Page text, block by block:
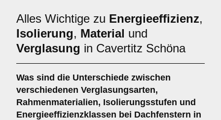
Alles Wichtige zu Energieeffizienz,
Isolierung, Material und
Verglasung in Cavertitz Schöna
Was sind die Unterschiede zwischen
verschiedenen Verglasungsarten,
Rahmenmaterialien, Isolierungsstufen und
Energieeffizienzklassen bei Dachfenstern in